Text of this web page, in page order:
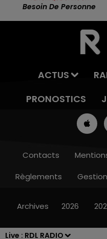
Live : RDL RADIO
13h00
Besoin De Personne
ACTUS
PRONOSTICS
Contacts
Règlements
Archives 2026